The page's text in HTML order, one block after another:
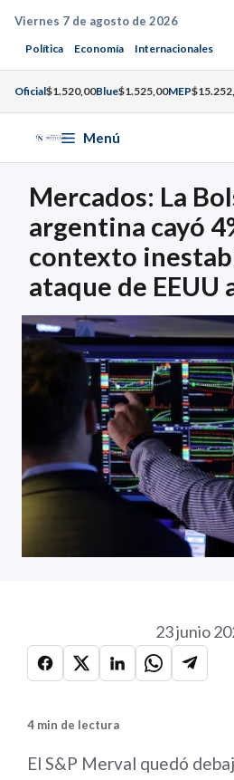
Saltar
contenido
Viernes 7 de agosto de 2026
Política Economía Internacionales
Oficial$1.520,00Blue$1.525,00MEP
Menú
Mercados: La
argentina cayó
contexto
ataque de EEUU
23 junio
4 min de lectura
El S&P Merval quedó